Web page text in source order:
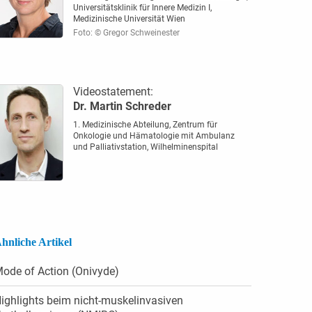
Universitätsklinik für Innere Medizin I,
Medizinische Universität Wien
Foto: © Gregor Schweinester
Videostatement:
Dr. Martin Schreder
1. Medizinische Abteilung, Zentrum für
Onkologie und Hämatologie mit Ambulanz
und Palliativstation, Wilhelminenspital
Artikel
of Action (Onivyde)
beim nicht-muskelinvasiven